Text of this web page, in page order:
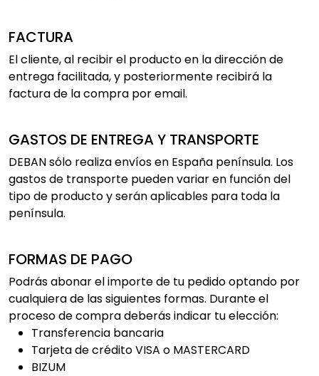
FACTURA
El cliente, al recibir el producto en la dirección de
entrega facilitada, y posteriormente recibirá la
factura de la compra por email.
GASTOS DE ENTREGA Y TRANSPORTE
DEBAN sólo realiza envíos en España península. Los
gastos de transporte pueden variar en función del
tipo de producto y serán aplicables para toda la
península.
FORMAS DE PAGO
Podrás abonar el importe de tu pedido optando por
cualquiera de las siguientes formas. Durante el
proceso de compra deberás indicar tu elección:
Transferencia bancaria
Tarjeta de crédito VISA o MASTERCARD
BIZUM